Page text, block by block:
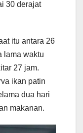
30 derajat
itu antara 26
lama waktu
27 jam.
ikan patin
dua hari
makanan.